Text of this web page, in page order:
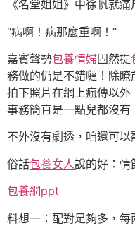
《名堂姐姐》中徐帆就
“病啊！病那麼重啊！”
嘉賓聲勢包養情婦固然提
務做的仍是不錯噠！除瞭
拍下照片在網上瘋傳以
事務簡直是一點兒都沒有
不外沒有劇透，咱還可
俗話包養女人說的好：情
包養網ppt
料想一：配對足夠多，